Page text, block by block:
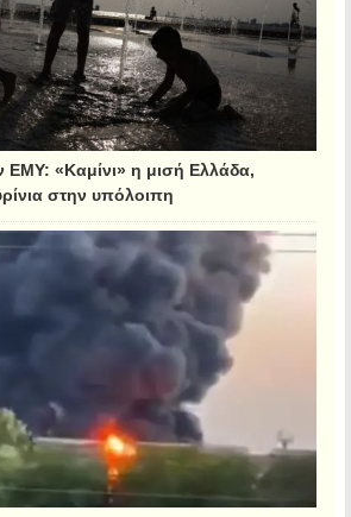
ΕΜΥ: «Καμίνι» η μισή Ελλάδα,
στην υπόλοιπη